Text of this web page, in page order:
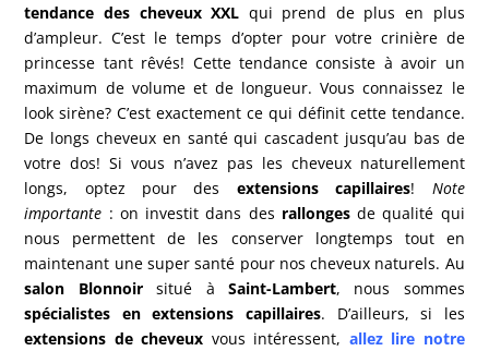
tendance des cheveux XXL qui prend de plus en plus
d’ampleur. C’est le temps d’opter pour votre crinière de
princesse tant rêvés! Cette tendance consiste à avoir un
maximum de volume et de longueur. Vous connaissez le
look sirène? C’est exactement ce qui définit cette tendance.
De longs cheveux en santé qui cascadent jusqu’au bas de
votre dos! Si vous n’avez pas les cheveux naturellement
longs, optez pour des extensions capillaires! Note
importante : on investit dans des rallongesde qualité qui
nous permettent de les conserver longtemps tout en
maintenant une super santé pour nos cheveux naturels. Au
salon Blonnoirsitué à Saint-Lambert, nous sommes
spécialistes en extensions capillaires. D’ailleurs, si les
extensions de cheveux vous intéressent, allez lire notre